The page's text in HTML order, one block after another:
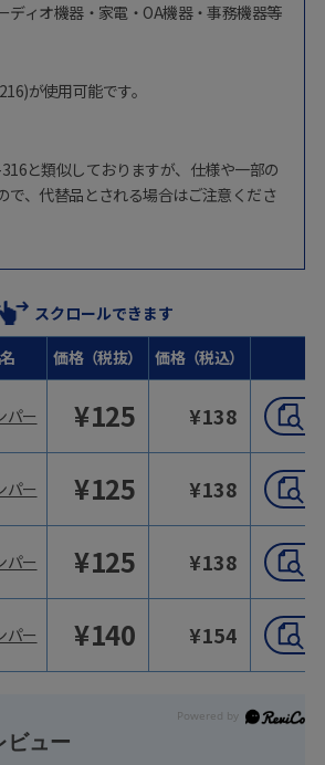
ディオ機器・家電・OA機器・事務機器等
が使用可能です。
と類似しておりますが、仕様や一部の
で、代替品とされる場合はご注意くださ
スクロールできます
価格（税抜） 価格（税込）
パー ¥125 ¥138
パー ¥125 ¥138
パー ¥125 ¥138
パー ¥140 ¥154
ビュー